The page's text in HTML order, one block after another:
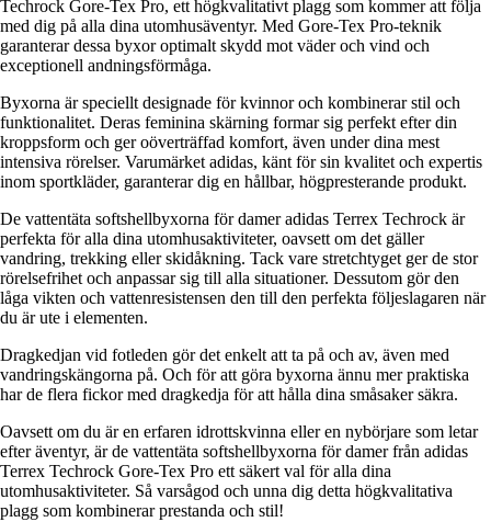
Techrock Gore-Tex Pro, ett högkvalitativt plagg som kommer att följa
med dig på alla dina utomhusäventyr. Med Gore-Tex Pro-teknik
garanterar dessa byxor optimalt skydd mot väder och vind och
exceptionell andningsförmåga.
Byxorna är speciellt designade för kvinnor och kombinerar stil och
funktionalitet. Deras feminina skärning formar sig perfekt efter din
kroppsform och ger oöverträffad komfort, även under dina mest
intensiva rörelser. Varumärket adidas, känt för sin kvalitet och expertis
inom sportkläder, garanterar dig en hållbar, högpresterande produkt.
De vattentäta softshellbyxorna för damer adidas Terrex Techrock är
perfekta för alla dina utomhusaktiviteter, oavsett om det gäller
vandring, trekking eller skidåkning. Tack vare stretchtyget ger de stor
rörelsefrihet och anpassar sig till alla situationer. Dessutom gör den
låga vikten och vattenresistensen den till den perfekta följeslagaren när
du är ute i elementen.
Dragkedjan vid fotleden gör det enkelt att ta på och av, även med
vandringskängorna på. Och för att göra byxorna ännu mer praktiska
har de flera fickor med dragkedja för att hålla dina småsaker säkra.
Oavsett om du är en erfaren idrottskvinna eller en nybörjare som letar
efter äventyr, är de vattentäta softshellbyxorna för damer från adidas
Terrex Techrock Gore-Tex Pro ett säkert val för alla dina
utomhusaktiviteter. Så varsågod och unna dig detta högkvalitativa
plagg som kombinerar prestanda och stil!